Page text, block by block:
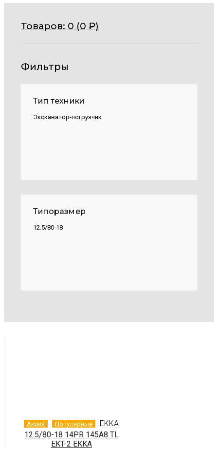
Товаров: 0 (0 ₽)
Фильтры
Тип техники
Экскаватор-погрузчик
Типоразмер
12.5/80-18
Акция Популярные
EKKA
12.5/80-18 14PR 145A8 TL
EKT-2 EKKA